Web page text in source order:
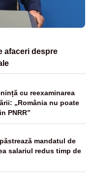
afaceri despre
cu reexaminarea
„România nu poate
PNRR”
mandatul de
salariul redus timp de